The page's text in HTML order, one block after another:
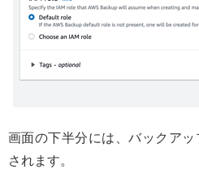
画面の下半分には、バックア
されます。